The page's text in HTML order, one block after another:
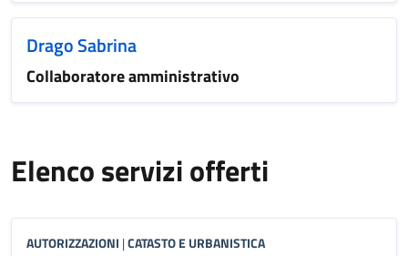
Drago Sabrina
Collaboratore amministrativo
Elenco servizi offerti
AUTORIZZAZIONI |CATASTO E URBANISTICA